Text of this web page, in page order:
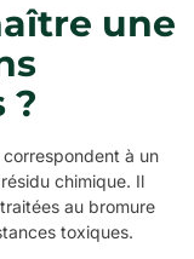
une
?
à un
chimique. Il
au bromure
toxiques.